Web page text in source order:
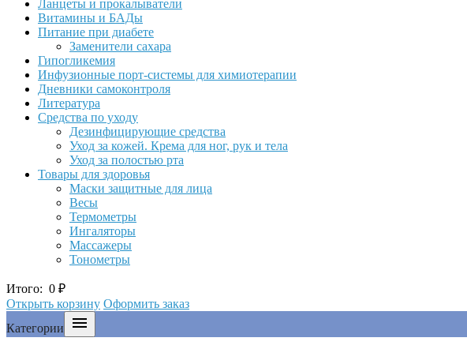
Ланцеты и прокалыватели
Витамины и БАДы
Питание при диабете
Заменители сахара
Гипогликемия
Инфузионные порт-системы для химиотерапии
Дневники самоконтроля
Литература
Средства по уходу
Дезинфицирующие средства
Уход за кожей. Крема для ног, рук и тела
Уход за полостью рта
Товары для здоровья
Маски защитные для лица
Весы
Термометры
Ингаляторы
Массажеры
Тонометры
Итого: 0 ₽
Открыть корзину Оформить заказ
Категории
